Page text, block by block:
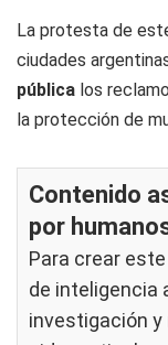
La protesta de
ciudades
pública los
la protección de
Contenido
por
Para crear
de inteligencia
investigación y